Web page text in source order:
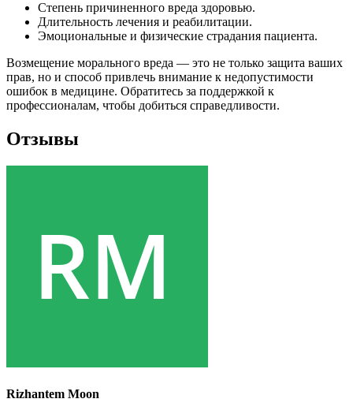
Степень причиненного вреда здоровью.
Длительность лечения и реабилитации.
Эмоциональные и физические страдания пациента.
Возмещение морального вреда — это не только защита ваших
прав, но и способ привлечь внимание к недопустимости
ошибок в медицине. Обратитесь за поддержкой к
профессионалам, чтобы добиться справедливости.
Отзывы
Rizhantem Moon